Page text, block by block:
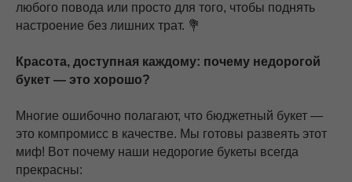
любого повода или просто для того, чтобы поднять
настроение без лишних трат. 💐
Красота, доступная каждому: почему недорогой
букет — это хорошо?
Многие ошибочно полагают, что бюджетный букет —
это компромисс в качестве. Мы готовы развеять этот
миф! Вот почему наши недорогие букеты всегда
прекрасны: